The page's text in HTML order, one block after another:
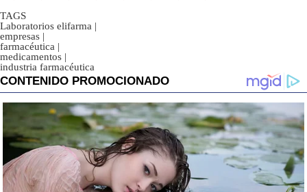
TAGS
Laboratorios elifarma |
empresas |
farmacéutica |
medicamentos |
industria farmacéutica